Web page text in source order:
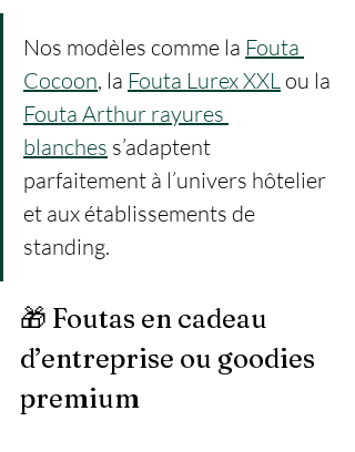
Nos modèles comme la Fouta
Cocoon, la Fouta Lurex XXL ou la
Fouta Arthur rayures
blanches s’adaptent
parfaitement à l’univers hôtelier
et aux établissements de
standing.
🎁 Foutas en cadeau
d’entreprise ou goodies
premium